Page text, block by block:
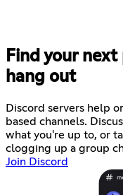
Find your
hang out
Discord servers help
based channels.
what you're up to, or
clogging up a group
Join Discord